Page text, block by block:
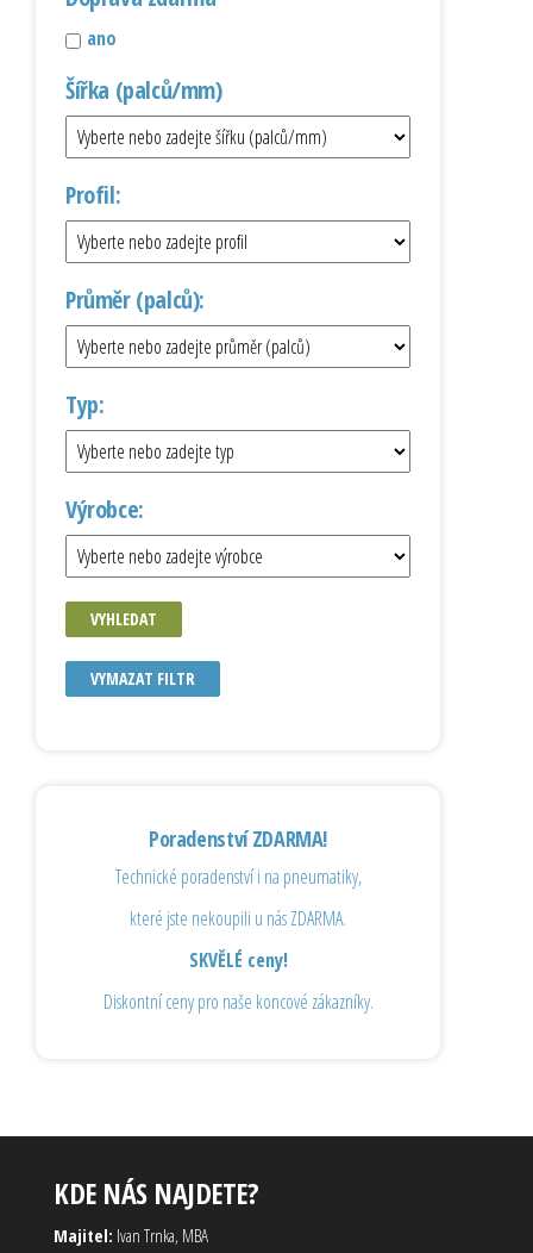
ano
Šířka (palců/mm)
Profil:
Průměr (palců):
Typ:
Výrobce:
VYHLEDAT
VYMAZAT FILTR
Poradenství ZDARMA!
Technické poradenství i na pneumatiky,
které jste nekoupili u nás ZDARMA.
SKVĚLÉ ceny!
Diskontní ceny pro naše koncové zákazníky.
KDE NÁS NAJDETE?
Majitel: Ivan Trnka, MBA